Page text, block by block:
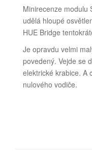
Minirecenze modulu
udělá hloupé
HUE Bridge
Je opravdu velmi
povedený. Vejde se
elektrické krabice. A
nulového vodiče.